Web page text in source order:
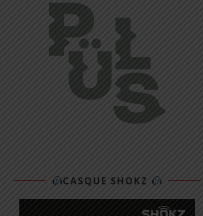
CASQUE SHOKZ